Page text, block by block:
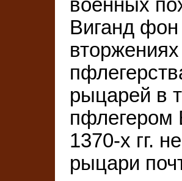
военных
Виганд
рыцарей в
пфлегером
1370-х гг.
рыцари